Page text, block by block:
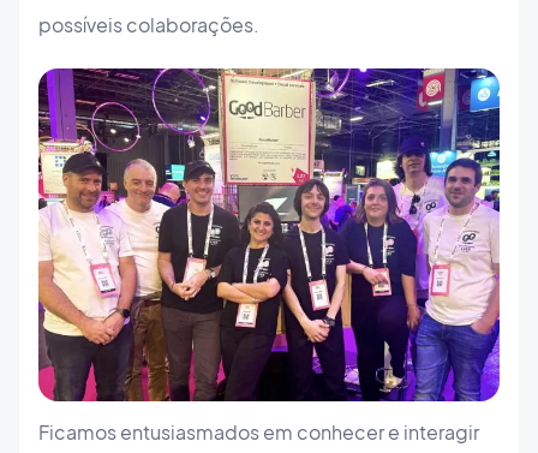
possíveis colaborações.
Ficamos entusiasmados em conhecer e interagir